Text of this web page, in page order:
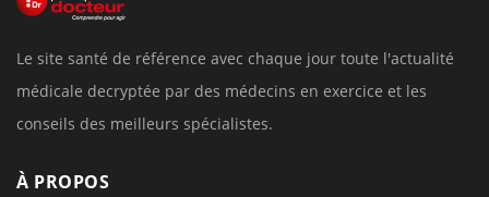
Le site santé de référence avec chaque jour toute l'actualité
médicale decryptée par des médecins en exercice et les
conseils des meilleurs spécialistes.
À PROPOS